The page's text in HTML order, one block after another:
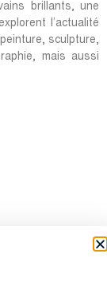
brillants, une
l’actualité
sculpture,
mais aussi